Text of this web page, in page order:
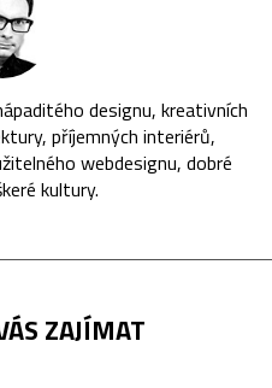
designu, kreativních
příjemných interiérů,
webdesignu, dobré
kultury.
ZAJÍMAT